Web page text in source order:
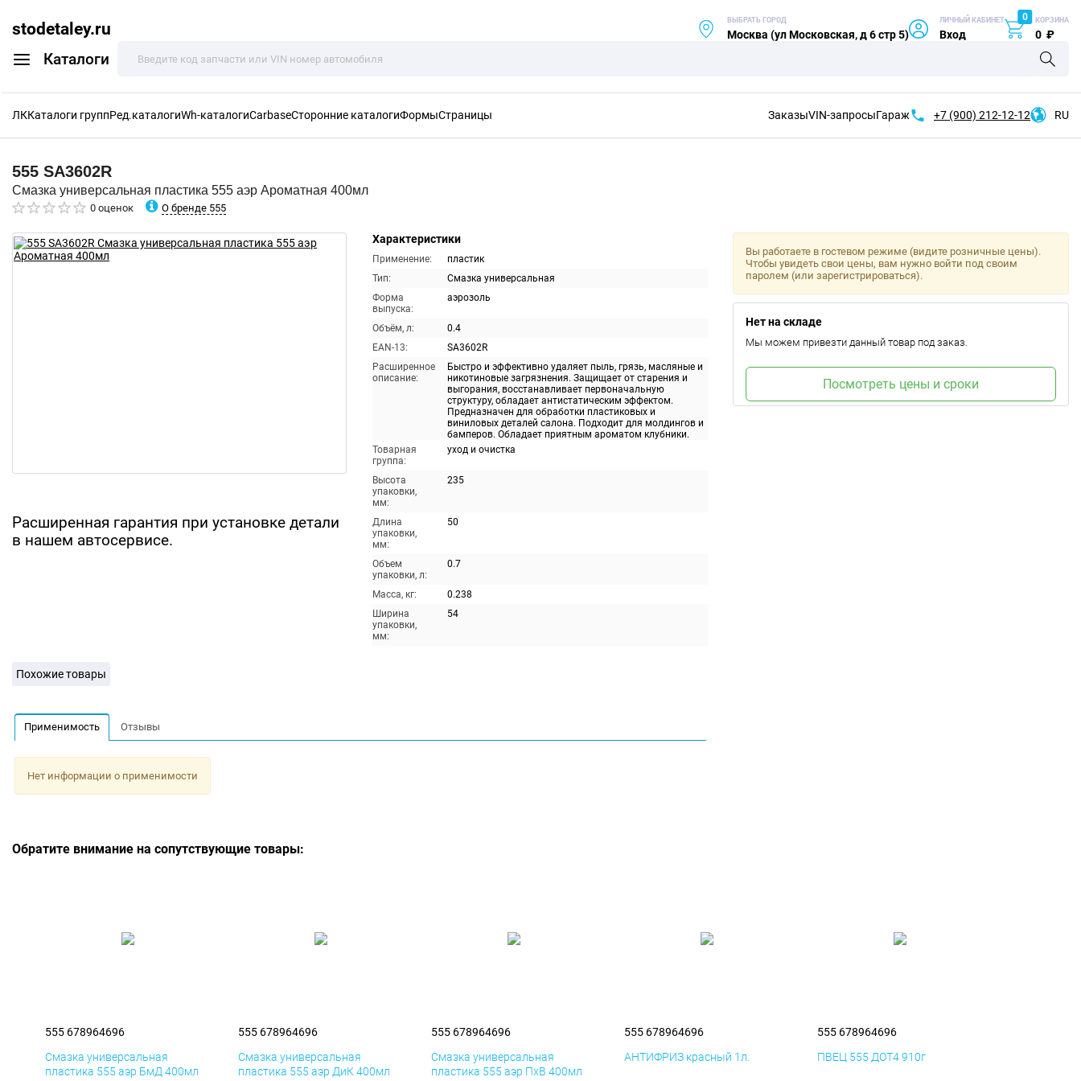
stodetaley.ru
Каталоги
ВЫБРАТЬ ГОРОД
Москва (ул Московская, д 6 стр 5)
ЛИЧНЫЙ КАБИНЕТ
Вход
0 КОРЗИНА
0 ₽
ЛККаталоги группРед.каталогиWh-каталогиCarbaseСторонние каталогиФормыСтраницы ЗаказыVIN-запросыГараж +7 (900) 212-12-12 RU
555 SA3602R
Смазка универсальная пластика 555 аэр Ароматная 400мл
0 оценок О бренде 555
Расширенная гарантия при установке детали
в нашем автосервисе.
Характеристики
Применение:
пластик
Тип:
Смазка универсальная
Форма
выпуска:
аэрозоль
Объём, л:
0.4
EAN-13:
SA3602R
Расширенное
описание:
Быстро и эффективно удаляет пыль, грязь, масляные и
никотиновые загрязнения. Защищает от старения и
выгорания, восстанавливает первоначальную
структуру, обладает антистатическим эффектом.
Предназначен для обработки пластиковых и
виниловых деталей салона. Подходит для молдингов и
бамперов. Обладает приятным ароматом клубники.
Товарная
группа:
уход и очистка
Высота
упаковки,
мм:
235
Длина
упаковки,
мм:
50
Объем
упаковки, л:
0.7
Масса, кг:
0.238
Ширина
упаковки,
мм:
54
Вы работаете в гостевом режиме (видите розничные цены).
Чтобы увидеть свои цены, вам нужно войти под своим
паролем (или зарегистрироваться).
Нет на складе
Мы можем привезти данный товар под заказ.
Посмотреть цены и сроки
Похожие товары
Применимость Отзывы
Нет информации о применимости
Обратите внимание на сопутствующие товары:
555 678964696
Смазка универсальная
пластика 555 аэр БмД 400мл
555 678964696
Смазка универсальная
пластика 555 аэр ДиК 400мл
555 678964696
Смазка универсальная
пластика 555 аэр ПхВ 400мл
555 678964696
АНТИФРИЗ красный 1л.
555 678964696
ПВЕЦ 555 ДОТ4 910г